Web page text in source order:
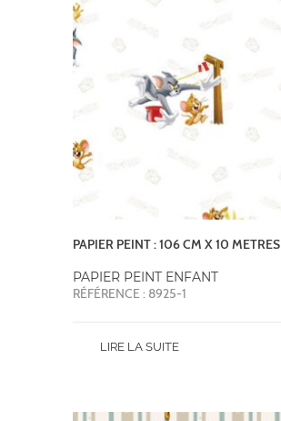
PAPIER PEINT : 106 CM X 10 METRES
PAPIER PEINT ENFANT
RÉFÉRENCE : 8925-1
LIRE LA SUITE